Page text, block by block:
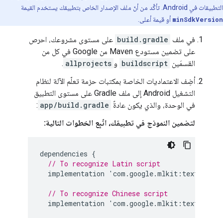
التطبيقات في Android. تأكَّد من أنّ ملف الإصدار الخاص بتطبيقك يستخدم القيمة
minSdkVersion أو قيمة أعلى.
في ملف build.gradle على مستوى مشروعك، احرص
على تضمين مستودع Maven من Google في كل من
القسمَين buildscript و allprojects
.
أضِف الاعتماديات الخاصة بمكتبات حزمة تعلّم الآلة لنظام
التشغيل Android إلى ملف Gradle على مستوى التطبيق
في الوحدة، والذي يكون عادةً app/build.gradle
:
لتضمين النموذج في تطبيقك، اتّبِع الخطوات التالية:
dependencies {
// To recognize Latin script
implementation
' com .google.mlkit : text
// To recognize Chinese script
implementation
' com .google.mlkit : text